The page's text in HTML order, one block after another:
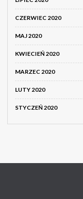
CZERWIEC 2020
MAJ 2020
KWIECIEŃ 2020
MARZEC 2020
LUTY 2020
STYCZEŃ 2020